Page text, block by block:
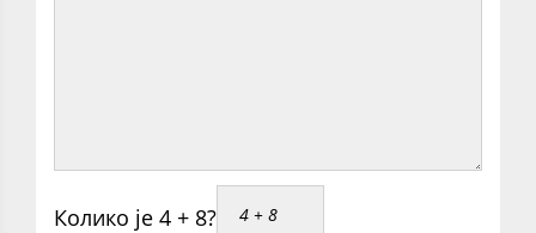
Колико је 4 + 8?